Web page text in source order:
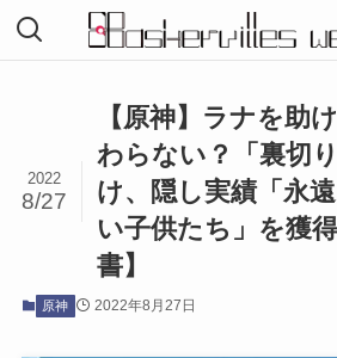
【原神】ラナを助
わらない？「裏切
け、隠し実績「永
い子供たち」を獲
書】
2022
8/27
原神 2022年8月27日